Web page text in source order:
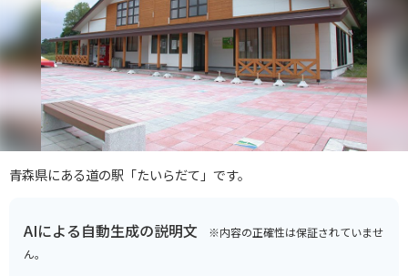
青森県にある道の駅「たいらだて」です。
AIによる自動生成の説明文 ※内容の正確性は保証されていませ
ん。